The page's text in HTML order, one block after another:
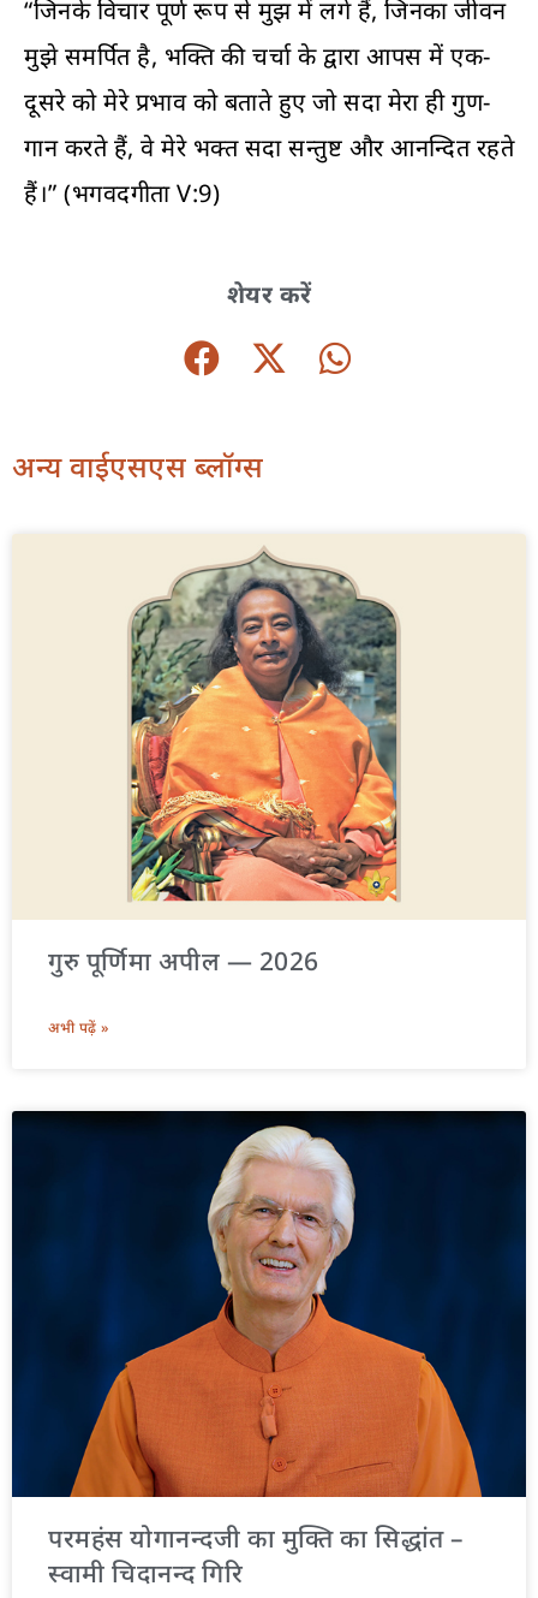
“जिनके विचार पूर्ण रूप से मुझ में लगे हैं, जिनका जीवन
मुझे समर्पित है, भक्ति की चर्चा के द्वारा आपस में एक-
दूसरे को मेरे प्रभाव को बताते हुए जो सदा मेरा ही गुण-
गान करते हैं, वे मेरे भक्त सदा सन्तुष्ट और आनन्दित रहते
हैं।” (भगवदगीता V:9)
शेयर करें
अन्य वाईएसएस ब्लॉग्स
गुरु पूर्णिमा अपील — 2026
अभी पढ़ें »
परमहंस योगानन्दजी का मुक्ति का सिद्धांत –
स्वामी चिदानन्द गिरि